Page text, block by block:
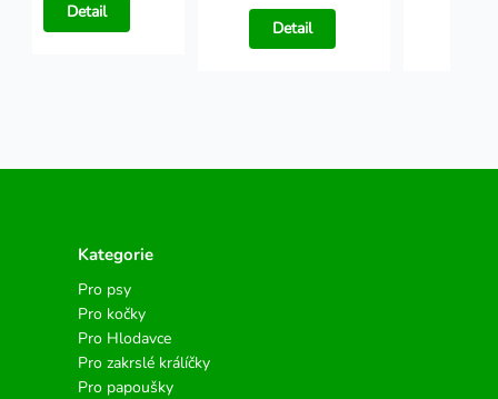
Detail
Detail
Kategorie
Pro psy
Pro kočky
Pro Hlodavce
Pro zakrslé králíčky
Pro papoušky